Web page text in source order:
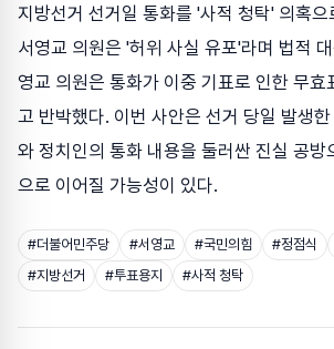
지방선거 선거일 통화를 '사적 청탁' 의혹으
서영교 의원은 '허위 사실 유포'라며 법적
영교 의원은 통화가 이중 기표로 인한 무효
고 반박했다. 이번 사안은 선거 당일 발생
와 정치인의 통화 내용을 둘러싼 진실 공방
으로 이어질 가능성이 있다.
#더불어민주당 #서영교 #국민의힘 #정점식
#지방선거 #투표용지 #사적 청탁